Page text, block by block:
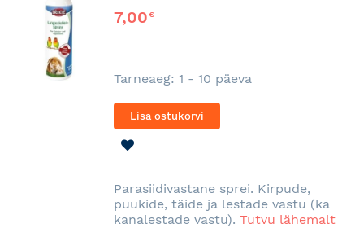
7,00€
Tarneaeg: 1 - 10 päeva
Lisa ostukorvi
Parasiidivastane sprei. Kirpude,
puukide, täide ja lestade vastu (ka
kanalestade vastu). Tutvu lähemalt